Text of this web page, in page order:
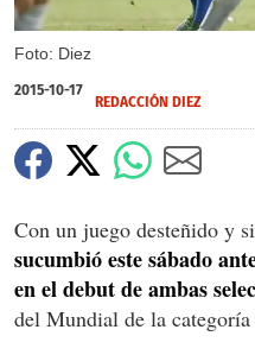
Foto: Diez
2015-10-17
REDACCIÓN DIEZ
Con un juego desteñido y
sucumbió este sábado
en el debut de ambas
del Mundial de la